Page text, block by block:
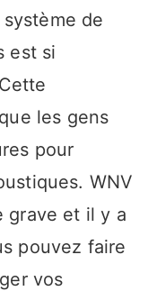
système de
est si
les gens
pour
WNV
grave et il y a
pouvez faire
vos